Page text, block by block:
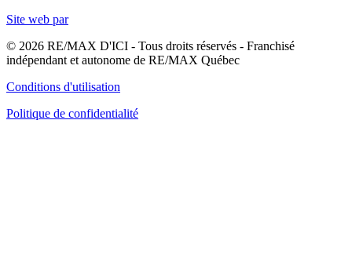
Site web par
© 2026 RE/MAX D'ICI - Tous droits réservés - Franchisé
indépendant et autonome de RE/MAX Québec
Conditions d'utilisation
Politique de confidentialité